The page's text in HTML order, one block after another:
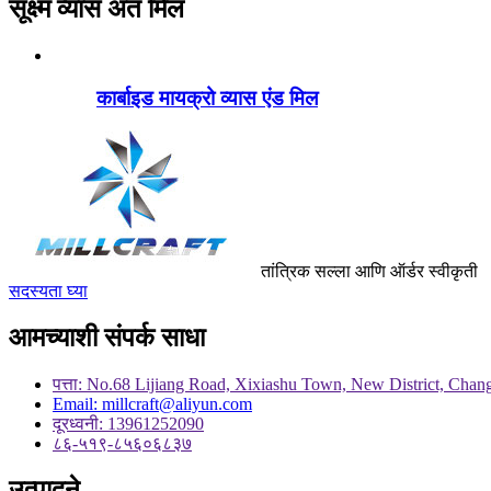
सूक्ष्म व्यास अंत मिल
कार्बाइड मायक्रो व्यास एंड मिल
तांत्रिक सल्ला आणि ऑर्डर स्वीकृती
सदस्यता घ्या
आमच्याशी संपर्क साधा
पत्ता: No.68 Lijiang Road, Xixiashu Town, New District,
Email: millcraft@aliyun.com
दूरध्वनी: 13961252090
८६-५१९-८५६०६८३७